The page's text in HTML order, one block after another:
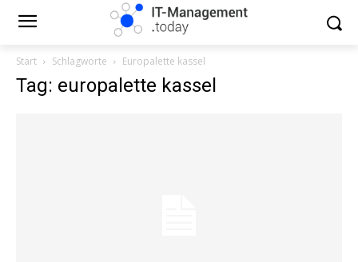
Start Schlagworte Europalette kassel
Tag: europalette kassel